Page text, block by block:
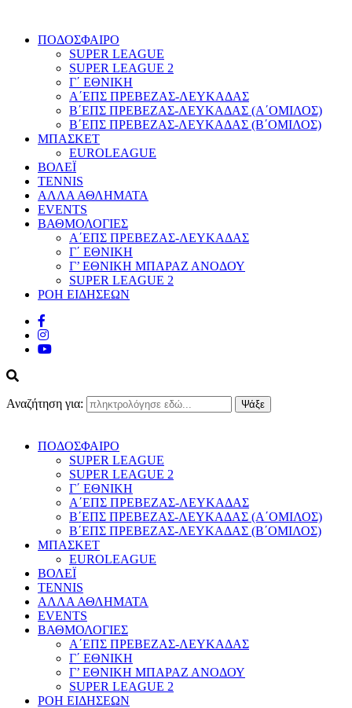
ΠΟΔΟΣΦΑΙΡΟ
SUPER LEAGUE
SUPER LEAGUE 2
Γ΄ ΕΘΝΙΚΗ
Α΄ΕΠΣ ΠΡΕΒΕΖΑΣ-ΛΕΥΚΑΔΑΣ
Β΄ΕΠΣ ΠΡΕΒΕΖΑΣ-ΛΕΥΚΑΔΑΣ (Α΄ΟΜΙΛΟΣ)
Β΄ΕΠΣ ΠΡΕΒΕΖΑΣ-ΛΕΥΚΑΔΑΣ (Β΄ΟΜΙΛΟΣ)
ΜΠΑΣΚΕΤ
EUROLEAGUE
ΒΟΛΕΪ
TENNIS
ΑΛΛΑ ΑΘΛΗΜΑΤΑ
EVENTS
ΒΑΘΜΟΛΟΓΙΕΣ
Α΄ΕΠΣ ΠΡΕΒΕΖΑΣ-ΛΕΥΚΑΔΑΣ
Γ΄ ΕΘΝΙΚΗ
Γ’ ΕΘΝΙΚΗ ΜΠΑΡΑΖ ΑΝΟΔΟΥ
SUPER LEAGUE 2
ΡΟΗ ΕΙΔΗΣΕΩΝ
Αναζήτηση για:
ΠΟΔΟΣΦΑΙΡΟ
SUPER LEAGUE
SUPER LEAGUE 2
Γ΄ ΕΘΝΙΚΗ
Α΄ΕΠΣ ΠΡΕΒΕΖΑΣ-ΛΕΥΚΑΔΑΣ
Β΄ΕΠΣ ΠΡΕΒΕΖΑΣ-ΛΕΥΚΑΔΑΣ (Α΄ΟΜΙΛΟΣ)
Β΄ΕΠΣ ΠΡΕΒΕΖΑΣ-ΛΕΥΚΑΔΑΣ (Β΄ΟΜΙΛΟΣ)
ΜΠΑΣΚΕΤ
EUROLEAGUE
ΒΟΛΕΪ
TENNIS
ΑΛΛΑ ΑΘΛΗΜΑΤΑ
EVENTS
ΒΑΘΜΟΛΟΓΙΕΣ
Α΄ΕΠΣ ΠΡΕΒΕΖΑΣ-ΛΕΥΚΑΔΑΣ
Γ΄ ΕΘΝΙΚΗ
Γ’ ΕΘΝΙΚΗ ΜΠΑΡΑΖ ΑΝΟΔΟΥ
SUPER LEAGUE 2
ΡΟΗ ΕΙΔΗΣΕΩΝ